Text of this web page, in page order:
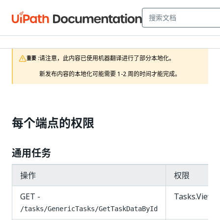
重要 :请注意，此内容已使用机器翻译进行了部分本地化。
新发布内容的本地化可能需要 1-2 周的时间才能完成。
每个端点的权限
通用任务
操作
权限
GET -
/tasks/GenericTasks/GetTaskDataById
Tasks.View